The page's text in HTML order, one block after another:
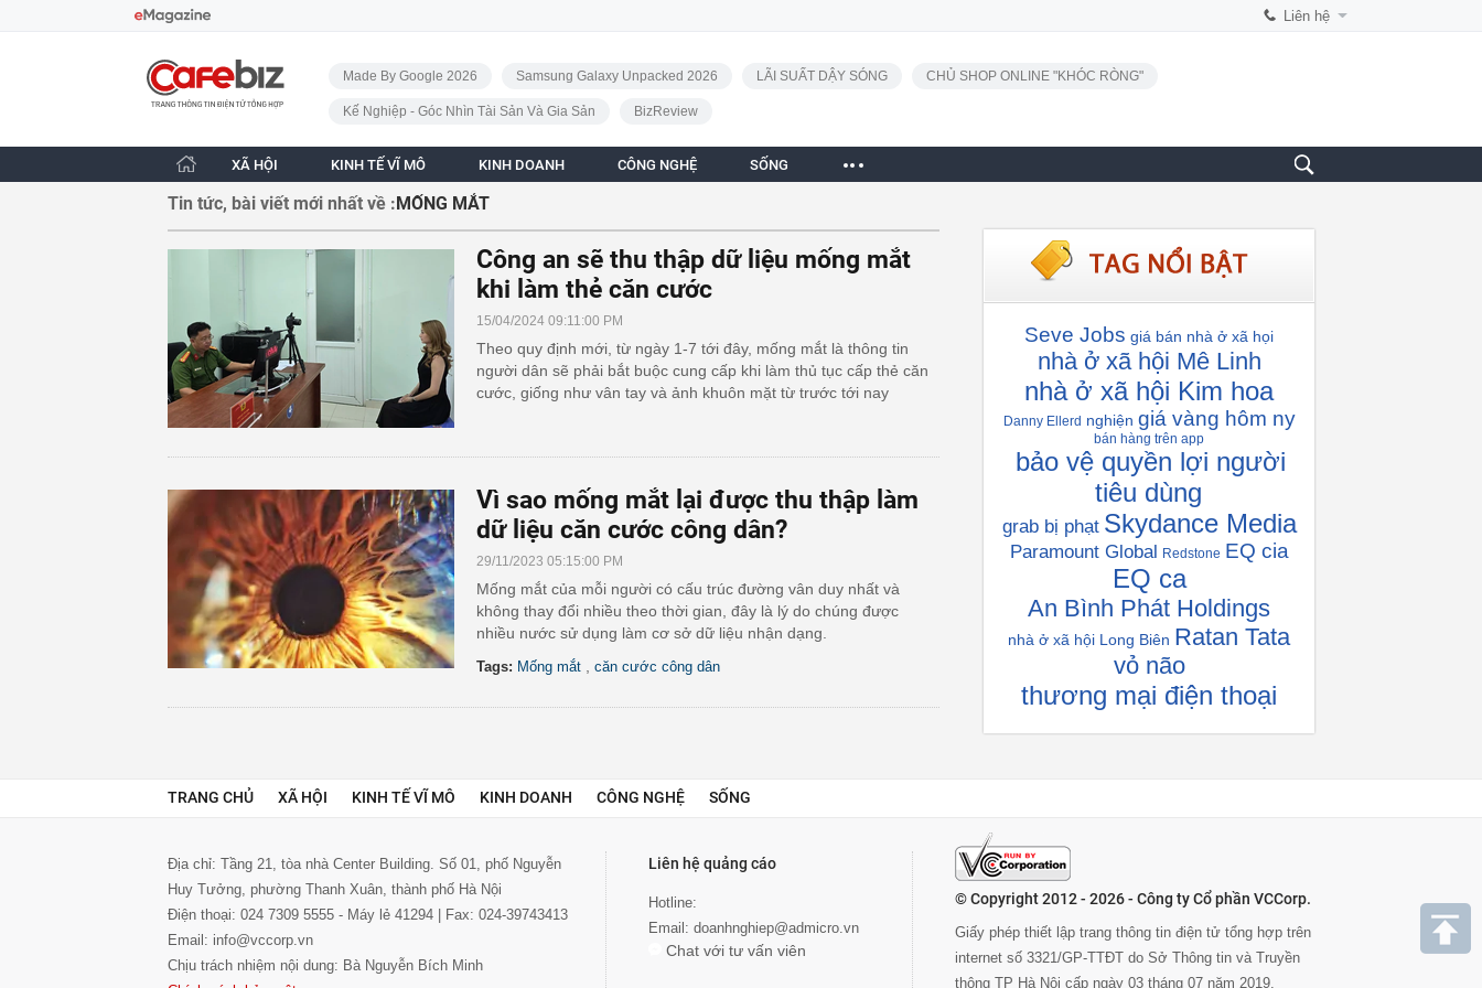
Liên hệ
CafeBiz - Trang chủ
Made By Google 2026
Samsung Galaxy Unpacked 2026 LÃI SUẤT DẬY SÓNG CHỦ SHOP ONLINE "KHÓC RÒNG"
Kế Nghiệp - Góc Nhìn Tài Sản Và Gia Sản BizReview
XÃ HỘI KINH TẾ VĨ MÔ KINH DOANH CÔNG NGHỆ SỐNG
Tin tức, bài viết mới nhất về :MỐNG MẮT
Công an sẽ thu thập dữ liệu mống mắt
khi làm thẻ căn cước
15/04/2024 09:11:00 PM
Theo quy định mới, từ ngày 1-7 tới đây, mống mắt là thông tin
người dân sẽ phải bắt buộc cung cấp khi làm thủ tục cấp thẻ căn
cước, giống như vân tay và ảnh khuôn mặt từ trước tới nay
Vì sao mống mắt lại được thu thập làm
dữ liệu căn cước công dân?
29/11/2023 05:15:00 PM
Mống mắt của mỗi người có cấu trúc đường vân duy nhất và
không thay đổi nhiều theo thời gian, đây là lý do chúng được
nhiều nước sử dụng làm cơ sở dữ liệu nhận dạng.
Tags: Mống mắt căn cước công dân
Seve Jobs giá bán nhà ở xã họi
nhà ở xã hội Mê Linh
nhà ở xã hội Kim hoa
Danny Ellerd nghiện giá vàng hôm ny
bán hàng trên app
bảo vệ quyền lợi người
tiêu dùng
grab bị phạt Skydance Media
Paramount Global Redstone EQ cia
EQ ca
An Bình Phát Holdings
nhà ở xã hội Long Biên Ratan Tata
vỏ não
thương mại điện thoại
TRANG CHỦ XÃ HỘI KINH TẾ VĨ MÔ KINH DOANH CÔNG NGHỆ SỐNG
Địa chỉ: Tầng 21, tòa nhà Center Building. Số 01, phố Nguyễn
Huy Tưởng, phường Thanh Xuân, thành phố Hà Nội
Điện thoại: 024 7309 5555 - Máy lẻ 41294 | Fax: 024-39743413
Email: info@vccorp.vn
Chịu trách nhiệm nội dung: Bà Nguyễn Bích Minh
Liên hệ quảng cáo
Hotline:
Email: doanhnghiep@admicro.vn
Chat với tư vấn viên
© Copyright 2012 - 2026 - Công ty Cổ phần VCCorp.
Giấy phép thiết lập trang thông tin điện tử tổng hợp trên
internet số 3321/GP-TTĐT do Sở Thông tin và Truyền
thông TP Hà Nội cấp ngày 03 tháng 07 năm 2019.